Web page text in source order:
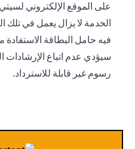
على الموقع الإلكتروني
الخدمة لا يزال يعمل في
فيه حامل البطاقة الاستفادة
سيؤدي عدم اتباع الإرشادات
رسوم غير قابلة للاسترداد.